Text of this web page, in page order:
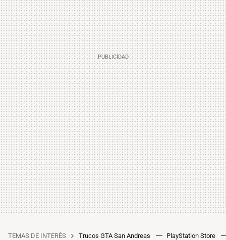
TEMAS DE INTERÉS Trucos GTA San Andreas PlayStation Store